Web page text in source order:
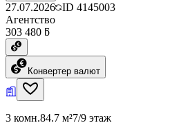
27.07.2026 ID 4145003
Агентство
303 480 ƃ
Конвертер валют
3 комн.84.7 м²7/9 этаж